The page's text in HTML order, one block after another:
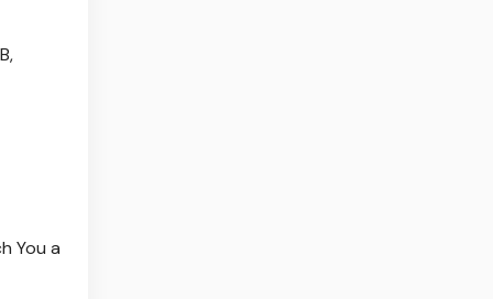
You a